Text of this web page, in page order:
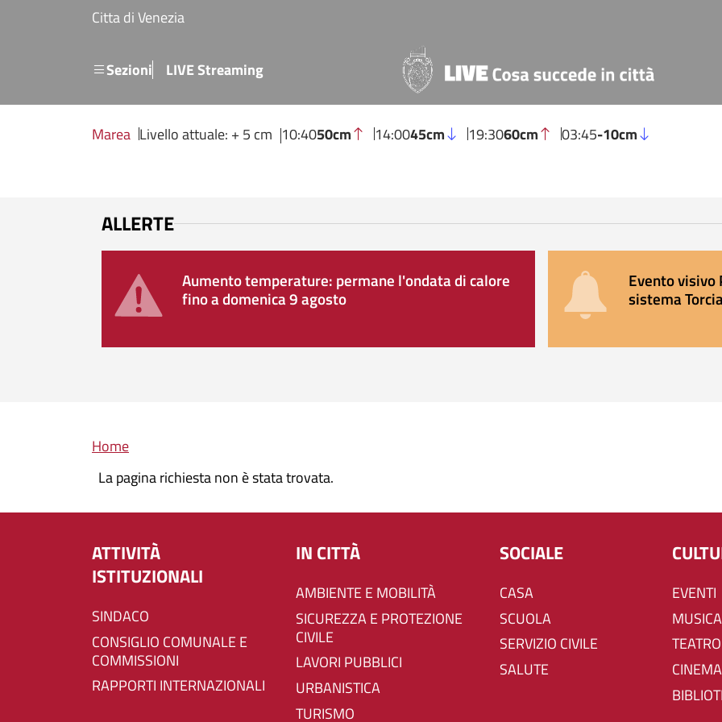
Salta al contenuto principale
Citta di Venezia
SezioniMenu secondario
LIVE Streaming
Marea Livello attuale: + 5 cm 10:4050cm 14:0045cm 19:3060cm 03:45-10cm
ALLERTE
Aumento temperature: permane l'ondata di calore
fino a domenica 9 agosto
Evento
sistema
Briciole di pane
Home
La pagina richiesta non è stata trovata.
ATTIVITÀ
ISTITUZIONALI
SINDACO
CONSIGLIO COMUNALE E
COMMISSIONI
RAPPORTI INTERNAZIONALI
IN CITTÀ
AMBIENTE E MOBILITÀ
SICUREZZA E PROTEZIONE
CIVILE
LAVORI PUBBLICI
URBANISTICA
TURISMO
SOCIALE
CASA
SCUOLA
SERVIZIO CIVILE
SALUTE
EVENTI
MUSICA
TEATRO
CINEMA